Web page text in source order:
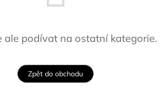
ale podívat na ostatní kategorie.
Zpět do obchodu